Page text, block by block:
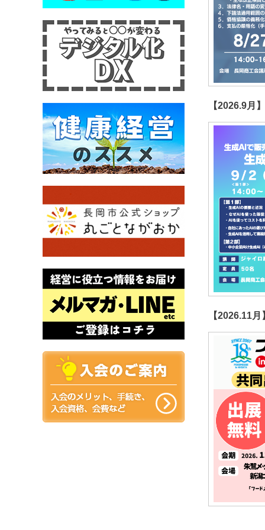
【2026.9月】
【2026.11月